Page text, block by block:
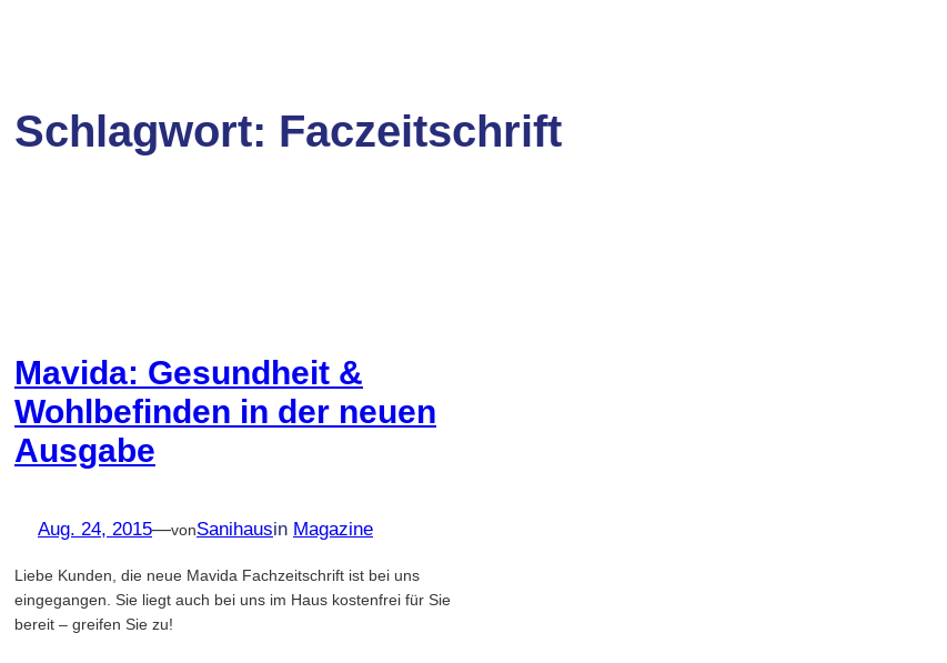
Schlagwort: Faczeitschrift
Mavida: Gesundheit &
Wohlbefinden in der neuen
Ausgabe
Aug. 24, 2015—vonSanihausin Magazine
Liebe Kunden, die neue Mavida Fachzeitschrift ist bei uns
eingegangen. Sie liegt auch bei uns im Haus kostenfrei für Sie
bereit – greifen Sie zu!